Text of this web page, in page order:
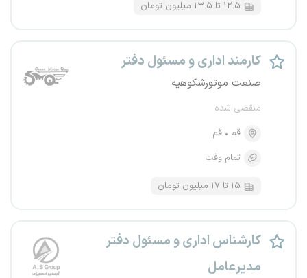
۱۲.۵ تا ۱۳.۵ میلیون تومان
کارمند اداری و مسئول دفتر
صنعت موتورشکوهیه
منقضی شده
قم
قم
تمام وقت
۱۵ تا ۱۷ میلیون تومان
کارشناس اداری و مسئول دفتر
مدیرعامل